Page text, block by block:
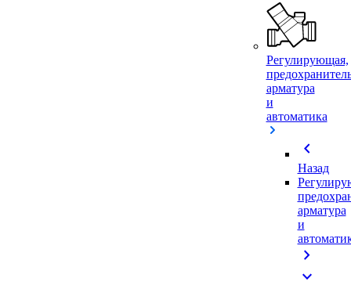
Регулирующая,
арматура
и
автоматика
chevron_left
Назад
арматура
и
chevron_right
expand_more